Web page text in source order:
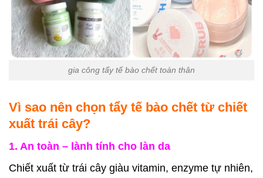
gia công tẩy tế bào chết toàn thân
Vì sao nên chọn tẩy tế bào chết từ chiết
xuất trái cây?
1. An toàn – lành tính cho làn da
Chiết xuất từ trái cây giàu vitamin, enzyme tự nhiên,